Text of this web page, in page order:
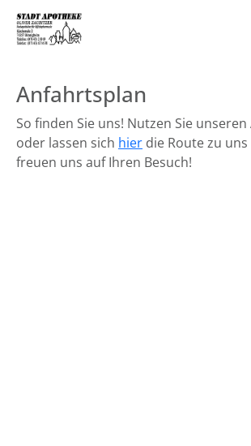
Anfahrtsplan
So finden Sie uns! Nutzen Sie
oder lassen sich hier die Route zu
freuen uns auf Ihren Besuch!